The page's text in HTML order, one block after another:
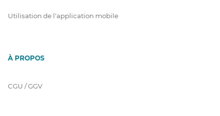
Utilisation de l'application mobile
À PROPOS
CGU / GGV